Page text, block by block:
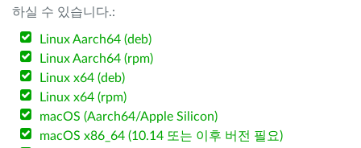
하실 수 있습니다.:
Linux Aarch64 (deb)
Linux Aarch64 (rpm)
Linux x64 (deb)
Linux x64 (rpm)
macOS (Aarch64/Apple Silicon)
macOS x86_64 (10.14 또는 이후 버전 필요)